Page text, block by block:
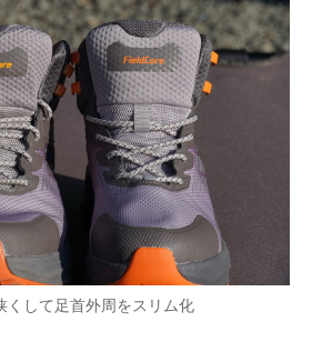
くして足首外周をスリム化